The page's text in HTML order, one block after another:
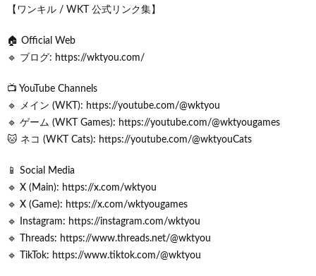
【ワンキル / WKT 公式リンク集】
🏠 Official Web
🔹 ブログ: https://wktyou.com/
📺 YouTube Channels
🔹 メイン (WKT): https://youtube.com/@wktyou
🔹 ゲーム (WKT Games): https://youtube.com/@wktyougames
🐱 ネコ (WKT Cats): https://youtube.com/@wktyouCats
📱 Social Media
🔹 X (Main): https://x.com/wktyou
🔹 X (Game): https://x.com/wktyougames
🔹 Instagram: https://instagram.com/wktyou
🔹 Threads: https://www.threads.net/@wktyou
🔹 TikTok: https://www.tiktok.com/@wktyou